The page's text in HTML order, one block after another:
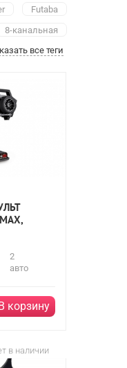
Futaba
8-канальная
все теги
2
авто
корзину
в наличии